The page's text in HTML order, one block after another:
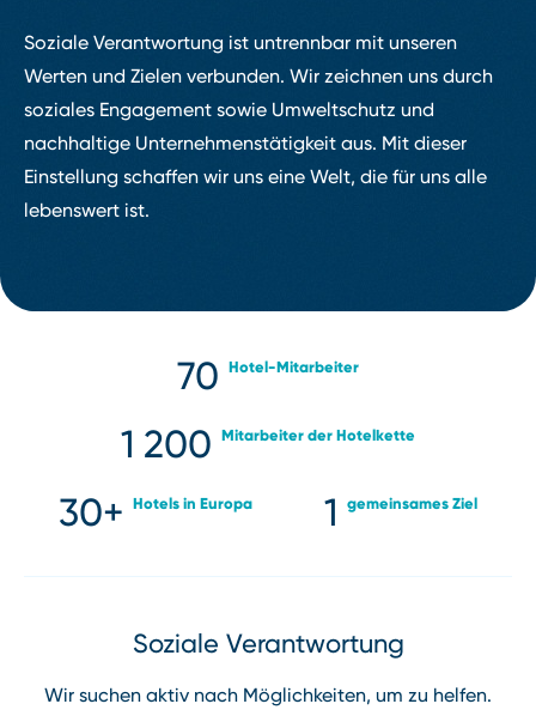
Soziale Verantwortung ist untrennbar mit unseren
Werten und Zielen verbunden. Wir zeichnen uns durch
soziales Engagement sowie Umweltschutz und
nachhaltige Unternehmenstätigkeit aus. Mit dieser
Einstellung schaffen wir uns eine Welt, die für uns alle
lebenswert ist.
70 Hotel⁠⁠-⁠⁠Mitarbeiter
1 200 Mitarbeiter der Hotelkette
30+ Hotels in Europa 1 gemeinsames Ziel
Soziale Verantwortung
Wir suchen aktiv nach Möglichkeiten, um zu helfen.